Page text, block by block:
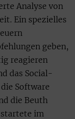
Analyse von
Ein spezielles
geben,
reagieren
das Social-
Software
die Beuth
im